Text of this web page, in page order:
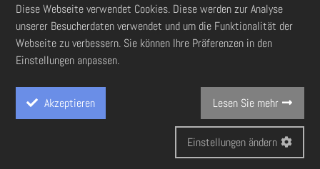
Klagen vor den Finanzgerichten
Teilnahme und Begleitung von Außenprüfungen durch
die Finanzbehörden
Sie in allen steuerlichen Bereichen, erstellen Ihre
Steuererklärungen und setzen Ihre Ansprüche gegenüber
Diese Webseite verwendet Cookies. Diese werden zur Analyse
unserer Besucherdaten verwendet und um die Funktionalität der
Webseite zu verbessern. Sie können Ihre Präferenzen in den
Einstellungen anpassen.
Akzeptieren Lesen Sie mehr
Einstellungen ändern